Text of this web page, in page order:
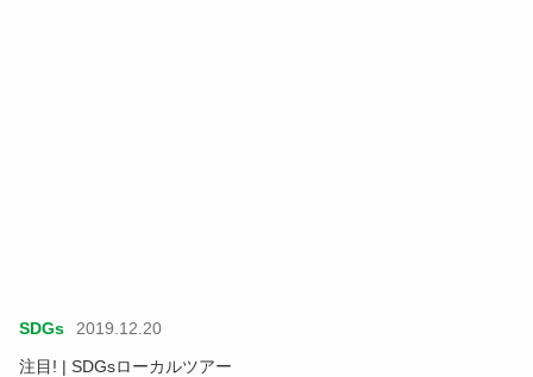
SDGs
2019.12.20
注目! | SDGsローカルツアー